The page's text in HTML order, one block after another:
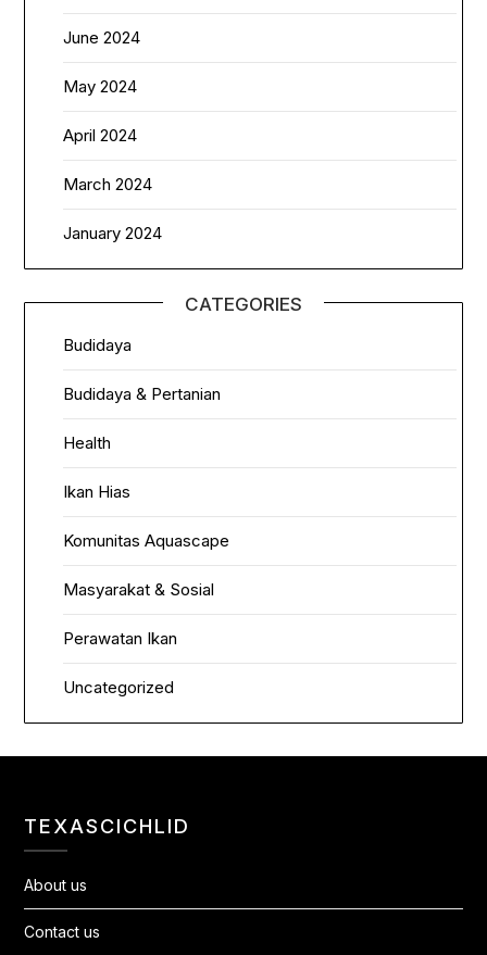
June 2024
May 2024
April 2024
March 2024
January 2024
CATEGORIES
Budidaya
Budidaya & Pertanian
Health
Ikan Hias
Komunitas Aquascape
Masyarakat & Sosial
Perawatan Ikan
Uncategorized
TEXASCICHLID
About us
Contact us